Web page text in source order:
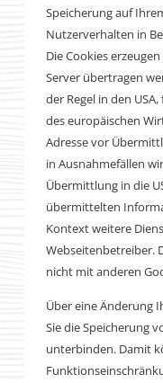
Speicherung auf
Nutzerverhalten in
Die Cookies
Server übertragen
der Regel in den
des europäischen
Adresse vor
in Ausnahmefällen
Übermittlung in die
übermittelten
Kontext weitere
Webseitenbetreiber.
nicht mit anderen
Über eine Änderung
Sie die Speicherung
unterbinden. Damit